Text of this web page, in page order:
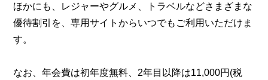
ほかにも、レジャーやグルメ、トラベルなどさまざまな
優待割引を、専用サイトからいつでもご利用いただけま
す。
なお、年会費は初年度無料、2年目以降は11,000円(税